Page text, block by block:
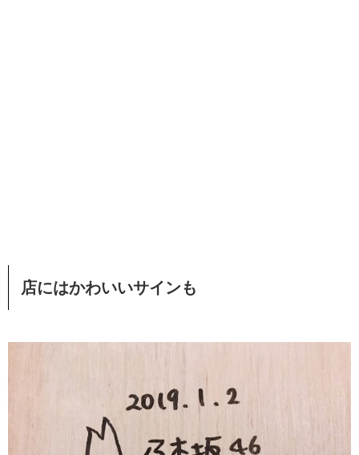
店にはかわいいサインも